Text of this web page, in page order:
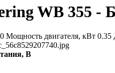
WB 355 -
Мощность двигателя, кВт
В